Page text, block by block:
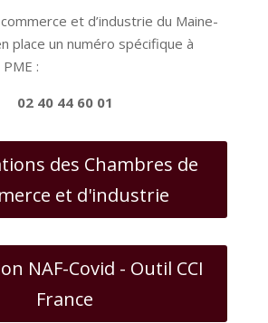
et d’industrie du Maine-
place un numéro spécifique à
:
02 40 44 60 01
des Chambres de
et d'industrie
NAF-Covid - Outil CCI
France